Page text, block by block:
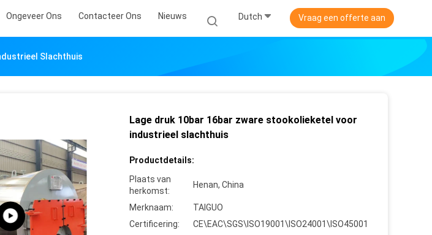
Ongeveer Ons Contacteer Ons Nieuws Dutch Vraag een offerte aan
Slachthuis
Lage druk 10bar 16bar zware stookolieketel voor
industrieel slachthuis
Productdetails:
Plaats van
herkomst:
Henan, China
Merknaam:
TAIGUO
Certificering:
CE\EAC\SGS\ISO19001\ISO24001\ISO45001